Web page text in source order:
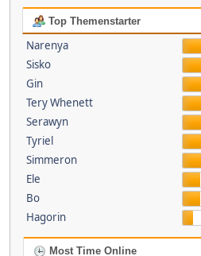
Top Themenstarter
Narenya
Sisko
Gin
Tery Whenett
Serawyn
Tyriel
Simmeron
Ele
Bo
Hagorin
Most Time Online